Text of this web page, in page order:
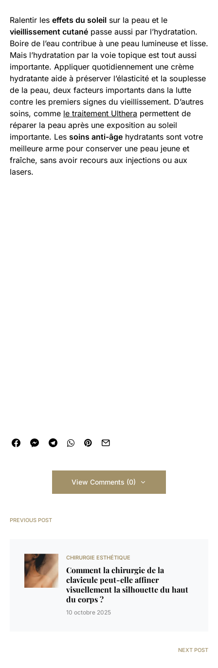
Ralentir les effets du soleil sur la peau et le
vieillissement cutané passe aussi par l’hydratation.
Boire de l’eau contribue à une peau lumineuse et lisse.
Mais l’hydratation par la voie topique est tout aussi
importante. Appliquer quotidiennement une crème
hydratante aide à préserver l’élasticité et la souplesse
de la peau, deux facteurs importants dans la lutte
contre les premiers signes du vieillissement. D’autres
soins, comme le traitement Ulthera permettent de
réparer la peau après une exposition au soleil
importante. Les soins anti-âge hydratants sont votre
meilleure arme pour conserver une peau jeune et
fraîche, sans avoir recours aux injections ou aux
lasers.
View Comments (0)
PREVIOUS POST
CHIRURGIE ESTHÉTIQUE
Comment la chirurgie de la
clavicule peut-elle affiner
visuellement la silhouette du haut
du corps ?
10 octobre 2025
NEXT POST